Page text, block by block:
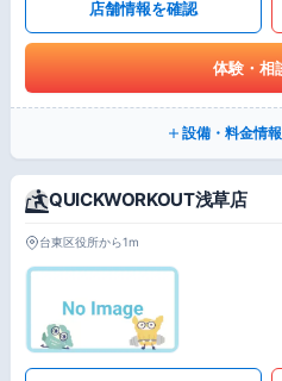
店舗情報を確認
体験・相
設備・料金情
QUICKWORKOUT浅草店
台東区役所から1m